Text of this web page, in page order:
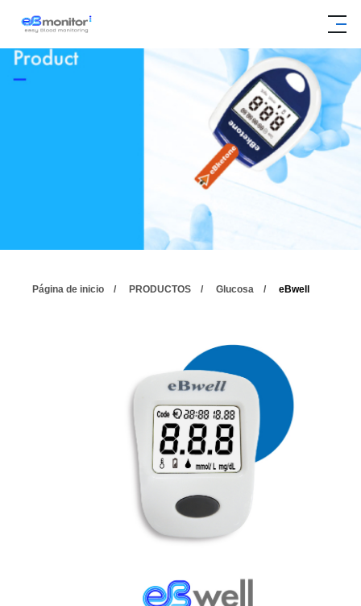
Página de inicio PRODUCTOS Glucosa eBwell